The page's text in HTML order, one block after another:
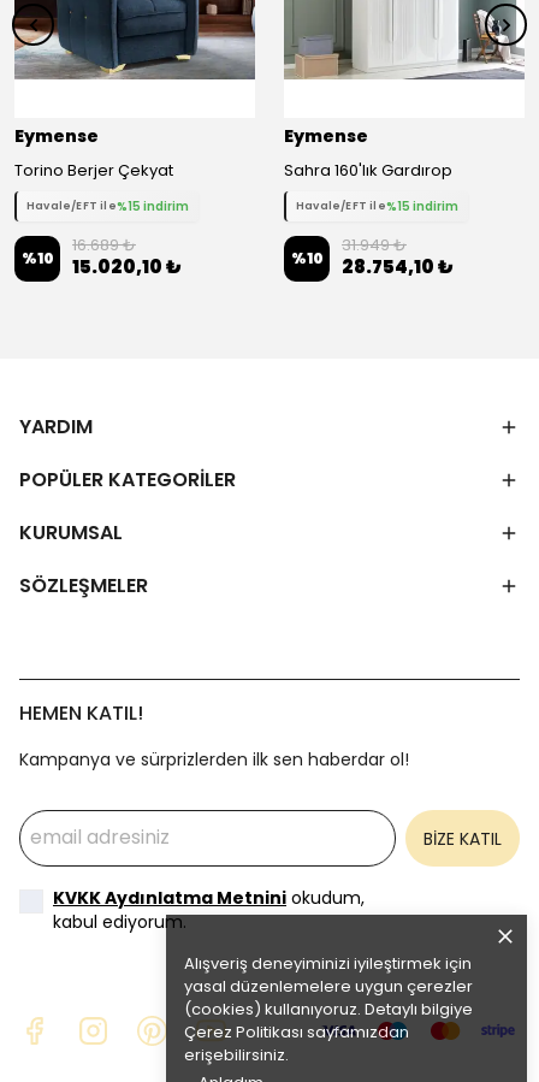
Alışveriş deneyiminizi iyileştirmek için
yasal düzenlemelere uygun çerezler
(cookies) kullanıyoruz. Detaylı bilgiye
Çerez Politikası sayfamızdan
erişebilirsiniz.
Eymense
Torino Berjer Çekyat
Havale/EFT ile%15 indirim
%10
16.689 ₺
15.020,10 ₺
Eymense
Sahra 160'lık Gardırop
Havale/EFT ile%15 indirim
%10
31.949 ₺
28.754,10 ₺
YARDIM
POPÜLER KATEGORİLER
KURUMSAL
SÖZLEŞMELER
HEMEN KATIL!
Kampanya ve sürprizlerden ilk sen haberdar ol!
BİZE KATIL
KVKK Aydınlatma Metnini okudum,
kabul ediyorum.